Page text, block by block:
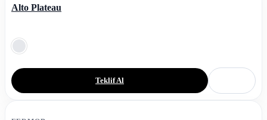
Alto Plateau
Teklif Al